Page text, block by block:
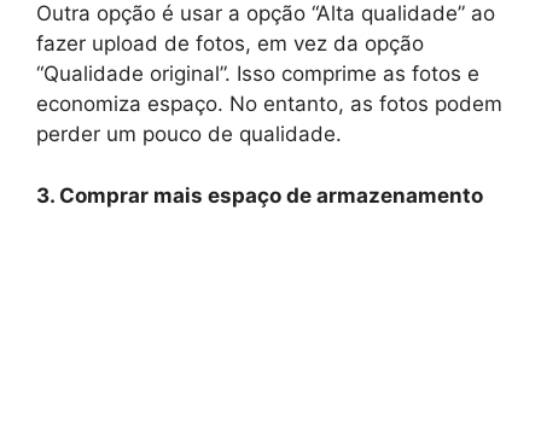
Outra opção é usar a opção “Alta qualidade” ao
fazer upload de fotos, em vez da opção
“Qualidade original”. Isso comprime as fotos e
economiza espaço. No entanto, as fotos podem
perder um pouco de qualidade.
3. Comprar mais espaço de armazenamento